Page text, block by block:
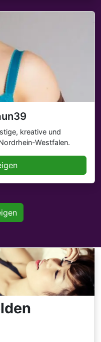
kreative und
Westfalen.